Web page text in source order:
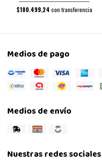
$180.499,24 con transferencia
Medios de pago
Medios de envío
Nuestras redes sociales